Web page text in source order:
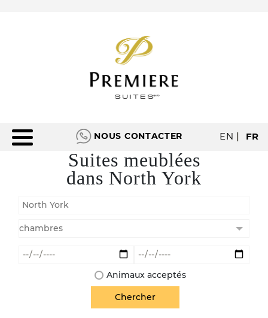
EN | FR
NOUS CONTACTER
Suites meublées
dans North York
Animaux acceptés